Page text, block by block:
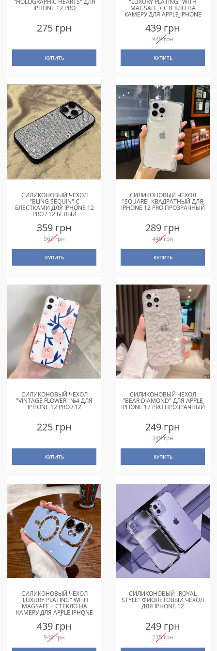
"HOLOGRAPHIC HEARTS" ДЛЯ
IPHONE 12 PRO
275 грн
КУПИТЬ
"LUXURY PLATING" WITH
MAGSAFE + СТЕКЛО НА
КАМЕРУ ДЛЯ APPLE IPHONE
12 РОЗОВЫЙ
439 грн
949 грн
КУПИТЬ
СИЛИКОНОВЫЙ ЧЕХОЛ
"BLING SEQUIN" С
БЛЕСТКАМИ ДЛЯ IPHONE 12
PRO / 12 БЕЛЫЙ
359 грн
569 грн
КУПИТЬ
СИЛИКОНОВЫЙ ЧЕХОЛ
"SQUARE" КВАДРАТНЫЙ ДЛЯ
IPHONE 12 PRO ПРОЗРАЧНЫЙ
289 грн
449 грн
КУПИТЬ
СИЛИКОНОВЫЙ ЧЕХОЛ
"VINTAGE FLOWER" №4 ДЛЯ
IPHONE 12 PRO / 12
225 грн
КУПИТЬ
СИЛИКОНОВЫЙ ЧЕХОЛ
"BEAR DIAMOND" ДЛЯ APPLE
IPHONE 12 PRO ПРОЗРАЧНЫЙ
249 грн
349 грн
КУПИТЬ
СИЛИКОНОВЫЙ ЧЕХОЛ
"LUXURY PLATING" WITH
MAGSAFE + СТЕКЛО НА
КАМЕРУ ДЛЯ APPLE IPHONE
12 СТАЛЬНОЙ-СИНИЙ
439 грн
949 грн
СИЛИКОНОВЫЙ "ROYAL
STYLE" ФИОЛЕТОВЫЙ ЧЕХОЛ
ДЛЯ IPHONE 12
249 грн
275 грн